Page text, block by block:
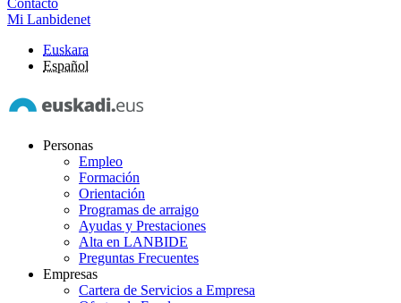
Mi Lanbidenet
Euskara
Español
Personas
Empleo
Formación
Orientación
Programas de arraigo
Ayudas y Prestaciones
Alta en LANBIDE
Preguntas Frecuentes
Empresas
Cartera de Servicios a Empresa